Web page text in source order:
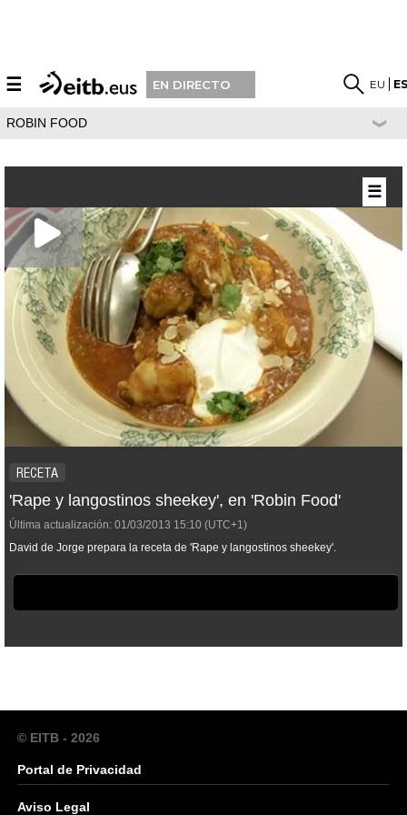
☰ EN DIRECTO EU
ROBIN FOOD
RECETA
'Rape y langostinos sheekey', en 'Robin Food'
Última actualización: 01/03/2013 15:10 (UTC+1)
David de Jorge prepara la receta de 'Rape y langostinos sheekey'.
☰
© EITB - 2026
Portal de Privacidad
Aviso Legal